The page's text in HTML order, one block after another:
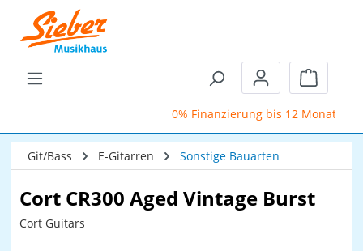
Zum Hauptinhalt springen
0% Finanzierung bis 12 Monate
Git/Bass E-Gitarren Sonstige Bauarten
Cort CR300 Aged Vintage Burst
Cort Guitars